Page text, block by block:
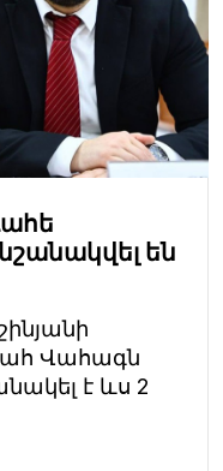
են
Վահագն
է ևս 2